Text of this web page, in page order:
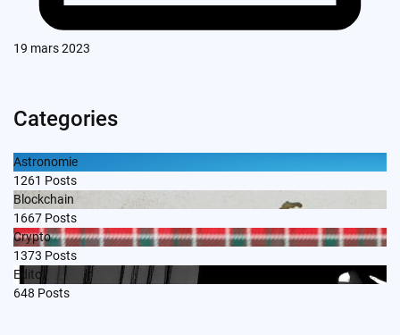
19 mars 2023
Categories
Astronomie
1261 Posts
Blockchain
1667 Posts
Crypto
1373 Posts
Edito
648 Posts